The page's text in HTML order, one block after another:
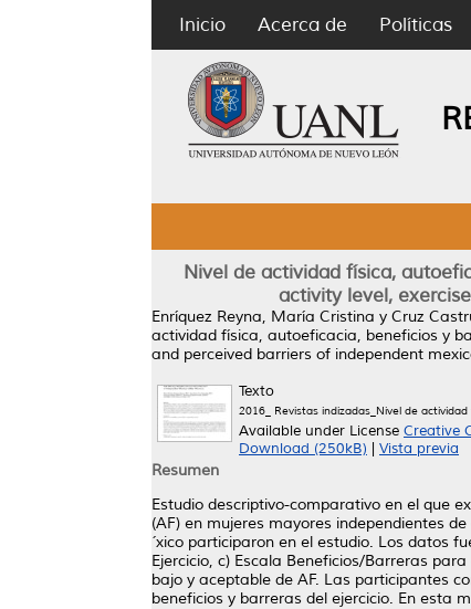
Inicio Acerca de Políticas
Nivel de actividad física,
activity level,
Enríquez Reyna, María Cristina y Cruz
actividad física, autoeficacia, beneficios y
and perceived barriers of independent
Texto
2016_ Revistas indizadas_Nivel de
Available under License Creative
Download (250kB)
Vista previa
Resumen
Estudio descriptivo-comparativo en el que
(AF) en mujeres mayores independientes
´xico participaron en el estudio. Los datos
Ejercicio, c) Escala Beneficios/Barreras
bajo y aceptable de AF. Las participantes
beneficios y barreras del ejercicio. En esta